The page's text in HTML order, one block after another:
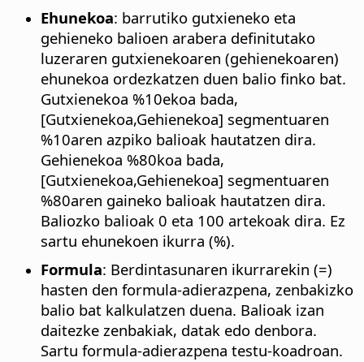
Ehunekoa: barrutiko gutxieneko eta
gehieneko balioen arabera definitutako
luzeraren gutxienekoaren (gehienekoaren)
ehunekoa ordezkatzen duen balio finko bat.
Gutxienekoa %10ekoa bada,
[Gutxienekoa,Gehienekoa] segmentuaren
%10aren azpiko balioak hautatzen dira.
Gehienekoa %80koa bada,
[Gutxienekoa,Gehienekoa] segmentuaren
%80aren gaineko balioak hautatzen dira.
Baliozko balioak 0 eta 100 artekoak dira. Ez
sartu ehunekoen ikurra (%).
Formula: Berdintasunaren ikurrarekin (=)
hasten den formula-adierazpena, zenbakizko
balio bat kalkulatzen duena. Balioak izan
daitezke zenbakiak, datak edo denbora.
Sartu formula-adierazpena testu-koadroan.